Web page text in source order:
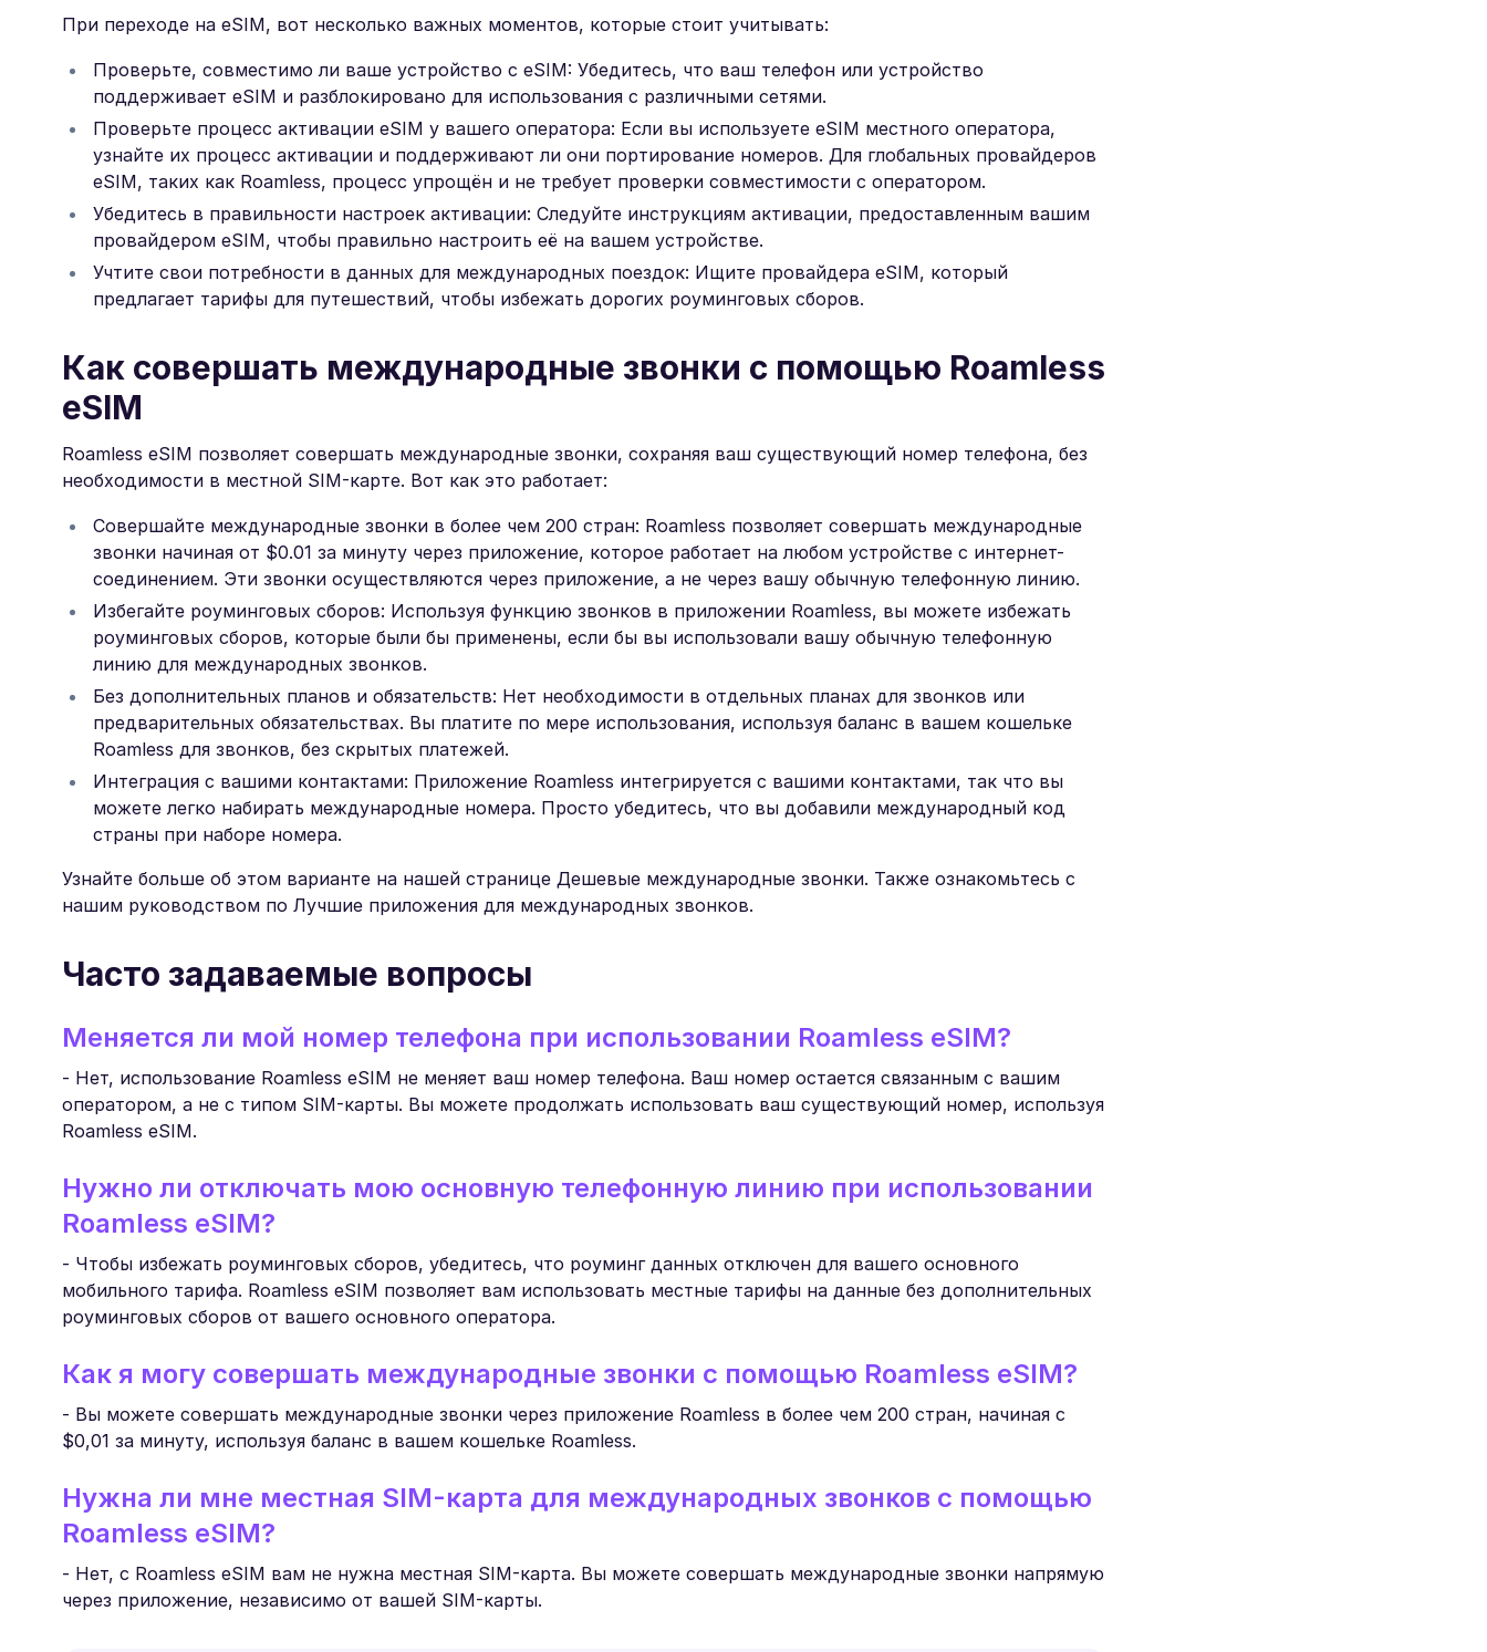
При переходе на eSIM, вот несколько важных моментов, которые стоит учитывать:
Проверьте, совместимо ли ваше устройство с eSIM: Убедитесь, что ваш телефон или устройство
поддерживает eSIM и разблокировано для использования с различными сетями.
Проверьте процесс активации eSIM у вашего оператора: Если вы используете eSIM местного оператора,
узнайте их процесс активации и поддерживают ли они портирование номеров. Для глобальных провайдеров
eSIM, таких как Roamless, процесс упрощён и не требует проверки совместимости с оператором.
Убедитесь в правильности настроек активации: Следуйте инструкциям активации, предоставленным вашим
провайдером eSIM, чтобы правильно настроить её на вашем устройстве.
Учтите свои потребности в данных для международных поездок: Ищите провайдера eSIM, который
предлагает тарифы для путешествий, чтобы избежать дорогих роуминговых сборов.
Как совершать международные звонки с помощью Roamless
eSIM
Roamless eSIM позволяет совершать международные звонки, сохраняя ваш существующий номер телефона, без
необходимости в местной SIM-карте. Вот как это работает:
Совершайте международные звонки в более чем 200 стран: Roamless позволяет совершать международные
звонки начиная от $0.01 за минуту через приложение, которое работает на любом устройстве с интернет-
соединением. Эти звонки осуществляются через приложение, а не через вашу обычную телефонную линию.
Избегайте роуминговых сборов: Используя функцию звонков в приложении Roamless, вы можете избежать
роуминговых сборов, которые были бы применены, если бы вы использовали вашу обычную телефонную
линию для международных звонков.
Без дополнительных планов и обязательств: Нет необходимости в отдельных планах для звонков или
предварительных обязательствах. Вы платите по мере использования, используя баланс в вашем кошельке
Roamless для звонков, без скрытых платежей.
Интеграция с вашими контактами: Приложение Roamless интегрируется с вашими контактами, так что вы
можете легко набирать международные номера. Просто убедитесь, что вы добавили международный код
страны при наборе номера.
Узнайте больше об этом варианте на нашей странице Дешевые международные звонки. Также ознакомьтесь с
нашим руководством по Лучшие приложения для международных звонков.
Часто задаваемые вопросы
Меняется ли мой номер телефона при использовании Roamless eSIM?
- Нет, использование Roamless eSIM не меняет ваш номер телефона. Ваш номер остается связанным с вашим
оператором, а не с типом SIM-карты. Вы можете продолжать использовать ваш существующий номер, используя
Roamless eSIM.
Нужно ли отключать мою основную телефонную линию при использовании
Roamless eSIM?
- Чтобы избежать роуминговых сборов, убедитесь, что роуминг данных отключен для вашего основного
мобильного тарифа. Roamless eSIM позволяет вам использовать местные тарифы на данные без дополнительных
роуминговых сборов от вашего основного оператора.
Как я могу совершать международные звонки с помощью Roamless eSIM?
- Вы можете совершать международные звонки через приложение Roamless в более чем 200 стран, начиная с
$0,01 за минуту, используя баланс в вашем кошельке Roamless.
Нужна ли мне местная SIM-карта для международных звонков с помощью
Roamless eSIM?
- Нет, с Roamless eSIM вам не нужна местная SIM-карта. Вы можете совершать международные звонки напрямую
через приложение, независимо от вашей SIM-карты.